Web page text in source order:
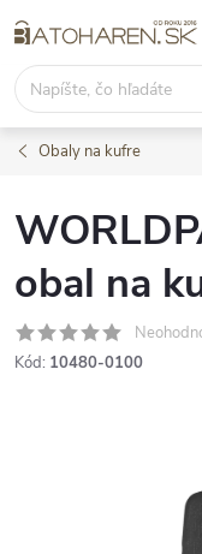
na
obsah
Obaly na kufre
obal na
Kód: 10480-0100